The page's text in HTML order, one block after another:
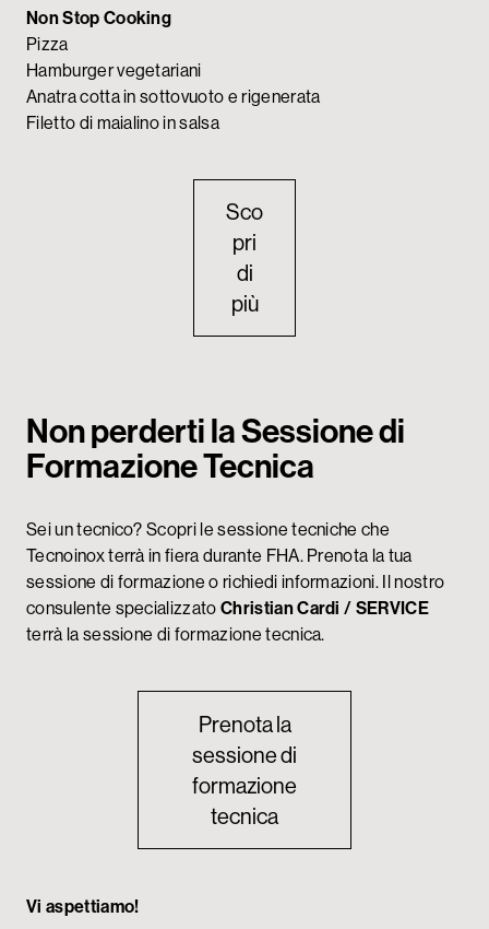
Non Stop Cooking
Pizza
Hamburger vegetariani
Anatra cotta in sottovuoto e rigenerata
Filetto di maialino in salsa
Sco
pri
di
più
Non perderti la Sessione di
Formazione Tecnica
Sei un tecnico? Scopri le sessione tecniche che
Tecnoinox terrà in fiera durante FHA. Prenota la tua
sessione di formazione o richiedi informazioni. Il nostro
consulente specializzatoChristian Cardi / SERVICE
terrà la sessione di formazione tecnica.
Prenota la
sessione di
formazione
tecnica
Vi aspettiamo!